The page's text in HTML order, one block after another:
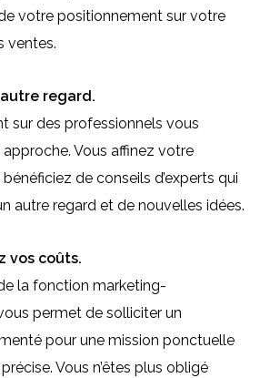
votre positionnement sur votre
ventes.
autre regard.
sur des professionnels vous
Vous affinez votre
de conseils d’experts qui
autre regard et de nouvelles idées.
vos coûts.
la fonction marketing-
permet de solliciter un
pour une mission ponctuelle
Vous n’êtes plus obligé